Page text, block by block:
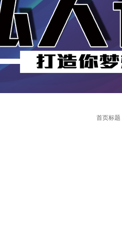
首页标题